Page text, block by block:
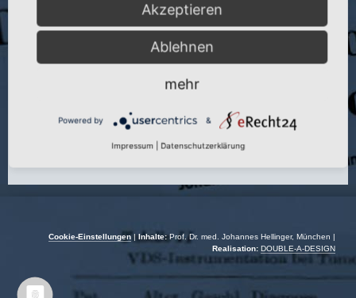
J. Hellinger und G. Schramm
Cookie-Einstellungen|Inhalte:Prof. Dr. med. Johannes Hellinger, München |
Realisation: DOUBLE-A-DESIGN
Akzeptieren
Ablehnen
mehr
Powered by &
Impressum Datenschutzerklärung